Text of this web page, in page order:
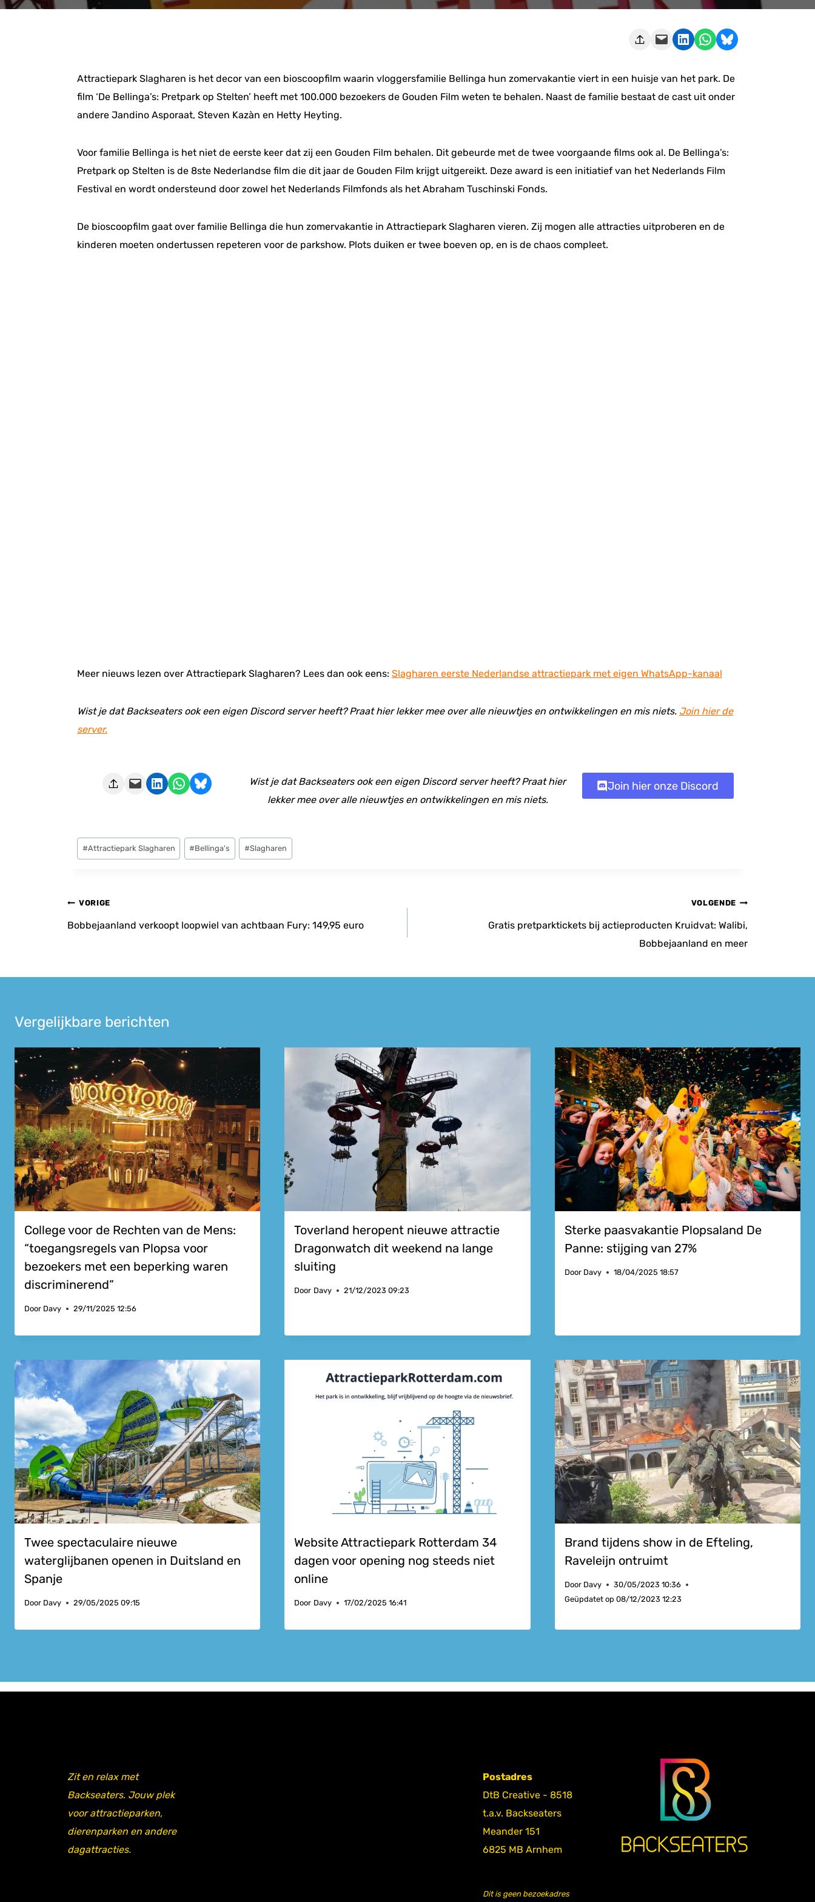
Deze pagina e-mailen Delen op LinkedIn Delen via WhatsApp Share on Bluesky
Attractiepark Slagharen is het decor van een bioscoopfilm waarin vloggersfamilie Bellinga hun zomervakantie viert in een huisje van het park. De
film ‘De Bellinga’s: Pretpark op Stelten’ heeft met 100.000 bezoekers de Gouden Film weten te behalen. Naast de familie bestaat de cast uit onder
andere Jandino Asporaat, Steven Kazàn en Hetty Heyting.
Voor familie Bellinga is het niet de eerste keer dat zij een Gouden Film behalen. Dit gebeurde met de twee voorgaande films ook al. De Bellinga’s:
Pretpark op Stelten is de 8ste Nederlandse film die dit jaar de Gouden Film krijgt uitgereikt. Deze award is een initiatief van het Nederlands Film
Festival en wordt ondersteund door zowel het Nederlands Filmfonds als het Abraham Tuschinski Fonds.
De bioscoopfilm gaat over familie Bellinga die hun zomervakantie in Attractiepark Slagharen vieren. Zij mogen alle attracties uitproberen en de
kinderen moeten ondertussen repeteren voor de parkshow. Plots duiken er twee boeven op, en is de chaos compleet.
Meer nieuws lezen over Attractiepark Slagharen? Lees dan ook eens: Slagharen eerste Nederlandse attractiepark met eigen WhatsApp-kanaal
Wist je dat Backseaters ook een eigen Discord server heeft? Praat hier lekker mee over alle nieuwtjes en ontwikkelingen en mis niets. Join hier de
server.
Deze pagina e-mailen Delen op LinkedIn Delen via WhatsApp Share on Bluesky
Wist je dat Backseaters ook een eigen Discord server heeft? Praat hier
lekker mee over alle nieuwtjes en ontwikkelingen en mis niets.
Join hier onze Discord
Bericht
tags:
#Attractiepark Slagharen #Bellinga's #Slagharen
Bericht
navigatie
VORIGE
Bobbejaanland verkoopt loopwiel van achtbaan Fury: 149,95 euro
VOLGENDE
Gratis pretparktickets bij actieproducten Kruidvat: Walibi,
Bobbejaanland en meer
Vergelijkbare berichten
College voor de Rechten van de Mens:
“toegangsregels van Plopsa voor
bezoekers met een beperking waren
discriminerend”
Door Davy 29/11/2025 12:56
Toverland heropent nieuwe attractie
Dragonwatch dit weekend na lange
sluiting
Door Davy 21/12/2023 09:23
Sterke paasvakantie Plopsaland De
Panne: stijging van 27%
Door Davy 18/04/2025 18:57
Twee spectaculaire nieuwe
waterglijbanen openen in Duitsland en
Spanje
Door Davy 29/05/2025 09:15
Website Attractiepark Rotterdam 34
dagen voor opening nog steeds niet
online
Door Davy 17/02/2025 16:41
Brand tijdens show in de Efteling,
Raveleijn ontruimt
Door Davy
30/05/2023 10:36
Geüpdatet op 08/12/2023 12:23
Zit en relax met
Backseaters. Jouw plek
voor attractieparken,
dierenparken en andere
dagattracties.
Postadres
DtB Creative - 8518
t.a.v. Backseaters
Meander 151
6825 MB Arnhem
Dit is geen bezoekadres